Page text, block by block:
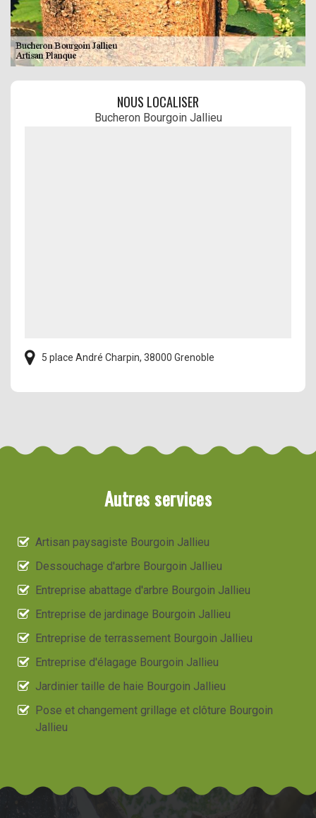
NOUS LOCALISER
Bucheron Bourgoin Jallieu
5 place André Charpin, 38000 Grenoble
Autres services
Artisan paysagiste Bourgoin Jallieu
Dessouchage d'arbre Bourgoin Jallieu
Entreprise abattage d'arbre Bourgoin Jallieu
Entreprise de jardinage Bourgoin Jallieu
Entreprise de terrassement Bourgoin Jallieu
Entreprise d'élagage Bourgoin Jallieu
Jardinier taille de haie Bourgoin Jallieu
Pose et changement grillage et clôture Bourgoin
Jallieu